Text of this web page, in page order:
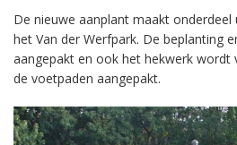
De nieuwe aanplant maakt
het Van der Werfpark. De beplanting
aangepakt en ook het hekwerk wordt
de voetpaden aangepakt.